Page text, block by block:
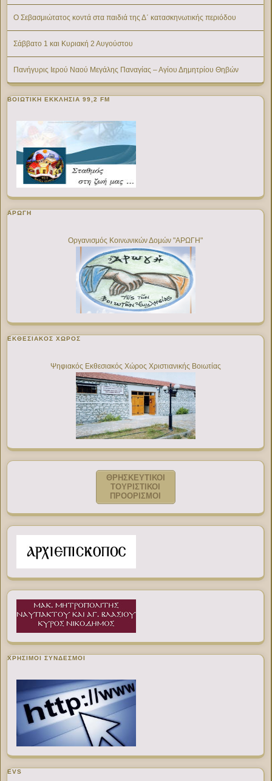
Ο Σεβασμιώτατος κοντά στα παιδιά της Δ΄ κατασκηνωτικής περιόδου
Σάββατο 1 και Κυριακή 2 Αυγούστου
Πανήγυρις Ιερού Ναού Μεγάλης Παναγίας – Αγίου Δημητρίου Θηβών
ΒΟΙΩΤΙΚΉ ΕΚΚΛΗΣΊΑ 99,2 FM
ΑΡΩΓΗ
Οργανισμός Κοινωνικών Δομών "ΑΡΩΓΗ"
ΕΚΘΕΣΙΑΚΌΣ ΧΏΡΟΣ
Ψηφιακός Εκθεσιακός Χώρος Χριστιανικής Βοιωτίας
ΘΡΗΣΚΕΥΤΙΚΟΙ
ΤΟΥΡΙΣΤΙΚΟΙ
ΠΡΟΟΡΙΣΜΟΙ
ΧΡΉΣΙΜΟΙ ΣΎΝΔΕΣΜΟΙ
EVS